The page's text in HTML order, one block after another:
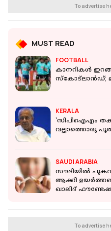
To advertise
MUST READ
FOOTBALL
കാനറികൾ
സ്കോട്ലാൻഡ്;
KERALA
'സിപിഐഎം
വല്ലാത്തൊരു
SAUDI ARABIA
സൗദിയിൽ
ആക്കി
ഖാലിദ്
To advertise